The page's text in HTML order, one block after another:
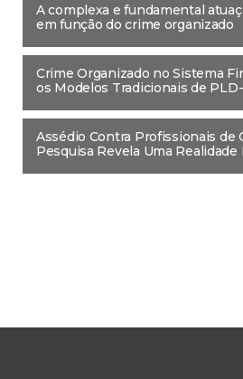
A complexa e fundamental
em função do crime organizado
Crime Organizado no Sistema
os Modelos Tradicionais de
Assédio Contra Profissionais de
Pesquisa Revela Uma